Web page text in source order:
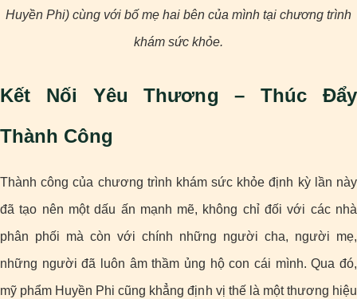
Huyền Phi) cùng với bố mẹ hai bên của mình tại chương trình
khám sức khỏe.
Kết Nối Yêu Thương – Thúc Đẩy
Thành Công
Thành công của chương trình khám sức khỏe định kỳ lần này
đã tạo nên một dấu ấn mạnh mẽ, không chỉ đối với các nhà
phân phối mà còn với chính những người cha, người mẹ,
những người đã luôn âm thầm ủng hộ con cái mình. Qua đó,
mỹ phẩm Huyền Phi cũng khẳng định vị thế là một thương hiệu